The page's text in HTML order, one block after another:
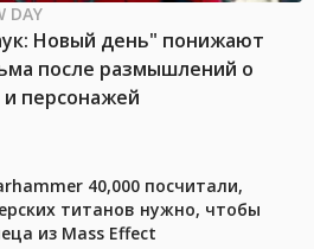
DAY
Новый день" понижают
после размышлений о
персонажей
40,000 посчитали,
титанов нужно, чтобы
из Mass Effect